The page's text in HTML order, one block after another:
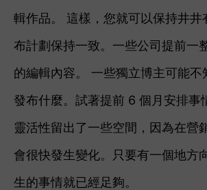
輯作品。 這樣，您就可以保持井井
布計劃保持一致。 一些公司提前一
的編輯內容。 一些獨立博主可能不
發布什麼。 試著提前 6 個月安排事
靈活性留出了一些空間，因為在營
會很快發生變化。
只要有一個地方
生的事情就已經足夠。